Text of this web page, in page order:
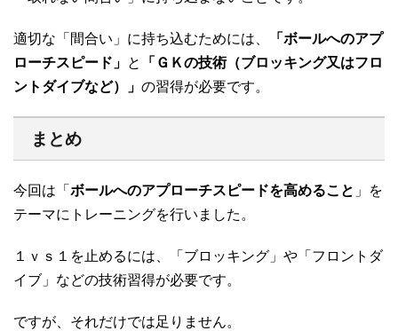
適切な「間合い」に持ち込むためには、
「ボールへのアプ
ローチスピード」 と
「ＧＫの技術（ブロッキング又はフロ
ントダイブなど）」 の習得が必要です。
まとめ
今回は「 ボールへのアプローチスピードを高めること 」を
テーマにトレーニングを行いました。
１ｖｓ１を止めるには、「ブロッキング」や「フロントダ
イブ」などの技術習得が必要です。
ですが、それだけでは足りません。